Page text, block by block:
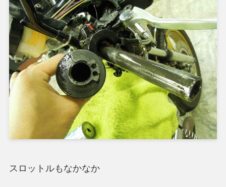
スロットルもなかなか